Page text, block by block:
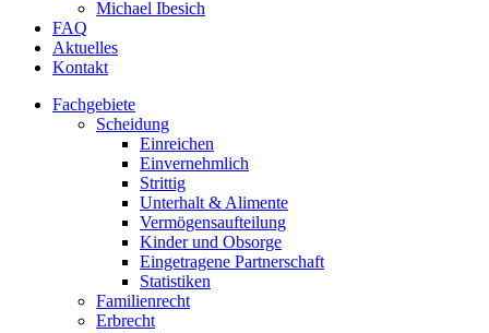
Michael Ibesich
FAQ
Aktuelles
Kontakt
Fachgebiete
Scheidung
Einreichen
Einvernehmlich
Strittig
Unterhalt & Alimente
Vermögensaufteilung
Kinder und Obsorge
Eingetragene Partnerschaft
Statistiken
Familienrecht
Erbrecht